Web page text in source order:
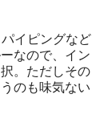
イピングなど
なので、イン
。ただしその
のも味気ない